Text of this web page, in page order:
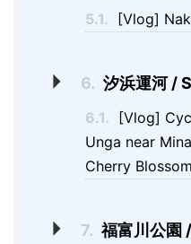
5.1. [Vlog]
6. 汐浜運河 /
6.1. [Vlog]
Unga near
Cherry
7. 福富川公園